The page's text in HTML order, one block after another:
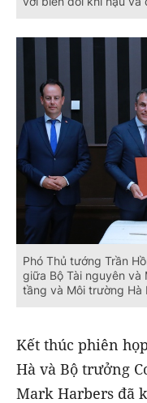
Phó Thủ tướng Trần
giữa Bộ Tài nguyên và
tầng và Môi trường Hà
Kết thúc phiên
Hà và Bộ trưởng
Mark Harbers đã